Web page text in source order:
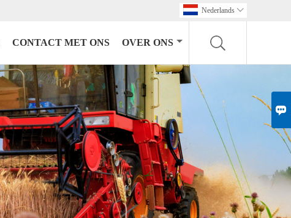

Nederlands 
CONTACT MET ONS OVER ONS